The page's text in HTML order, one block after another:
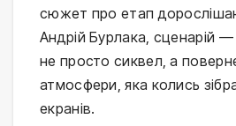
сюжет про етап
Андрій Бурлака, сценарій
не просто сиквел, а
атмосфери, яка колись
екранів.